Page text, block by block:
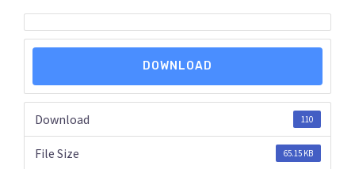
DOWNLOAD
Download 110
File Size 65.15 KB